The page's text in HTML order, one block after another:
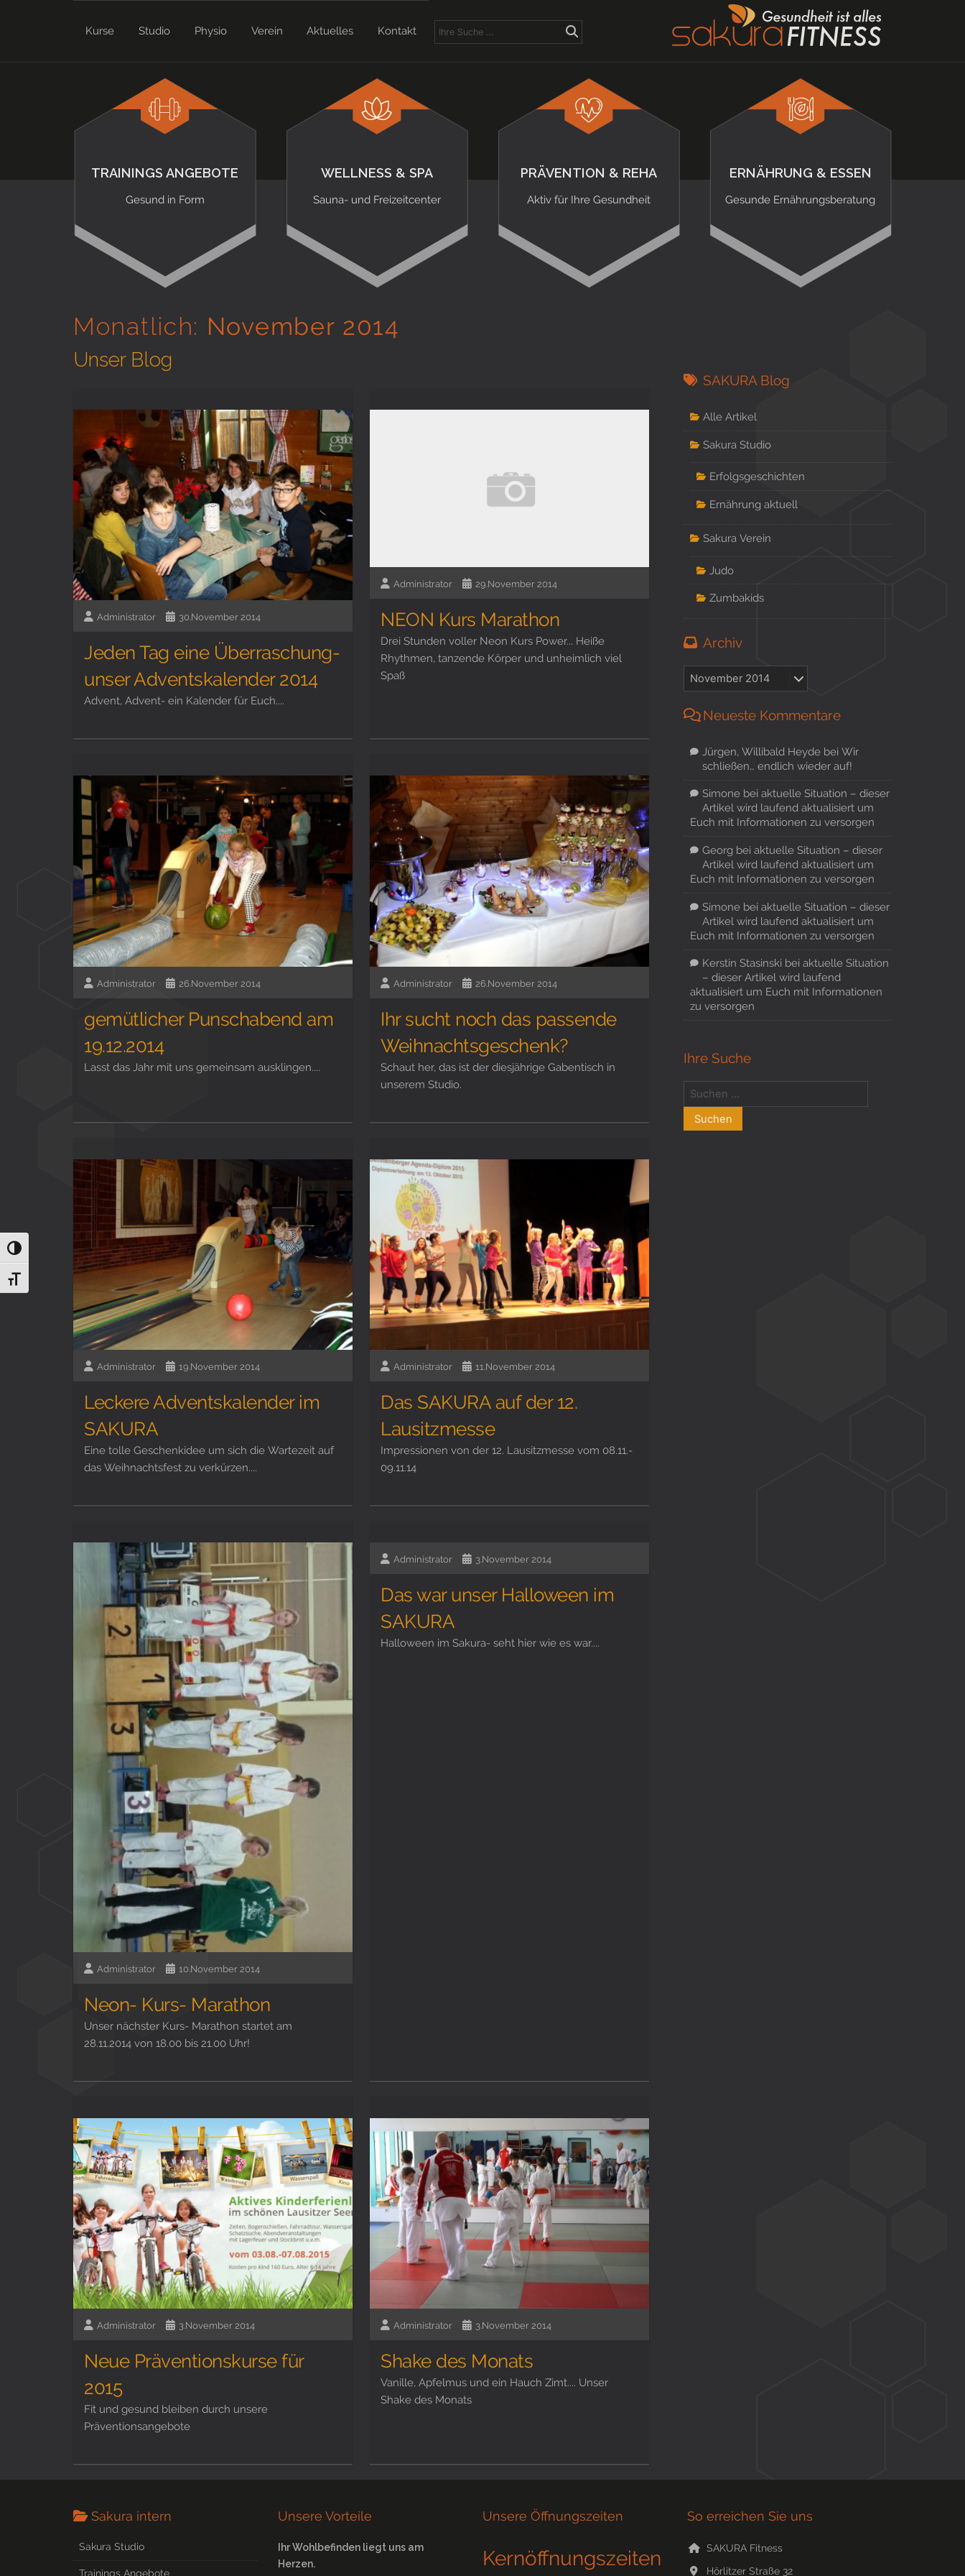
Umschalten auf hohe Kontraste
Schrift vergrößern
Kurse Studio Physio Verein Aktuelles Kontakt
TRAININGS ANGEBOTE
Gesund in Form
WELLNESS & SPA
Sauna- und Freizeitcenter
PRÄVENTION & REHA
Aktiv für Ihre Gesundheit
ERNÄHRUNG & ESSEN
Gesunde Ernährungsberatung
Monatlich: November 2014
Unser Blog
Administrator 30.November 2014
Jeden Tag eine Überraschung-
unser Adventskalender 2014
Advent, Advent- ein Kalender für Euch....
Administrator 29.November 2014
NEON Kurs Marathon
Drei Stunden voller Neon Kurs Power... Heiße
Rhythmen, tanzende Körper und unheimlich viel
Spaß
Administrator 26.November 2014
gemütlicher Punschabend am
19.12.2014
Lasst das Jahr mit uns gemeinsam ausklingen....
Administrator 26.November 2014
Ihr sucht noch das passende
Weihnachtsgeschenk?
Schaut her, das ist der diesjährige Gabentisch in
unserem Studio.
Administrator 19.November 2014
Leckere Adventskalender im
SAKURA
Eine tolle Geschenkidee um sich die Wartezeit auf
das Weihnachtsfest zu verkürzen....
Administrator 11.November 2014
Das SAKURA auf der 12.
Lausitzmesse
Impressionen von der 12. Lausitzmesse vom 08.11.-
09.11.14
Administrator 10.November 2014
Neon- Kurs- Marathon
Unser nächster Kurs- Marathon startet am
28.11.2014 von 18.00 bis 21.00 Uhr!
Administrator 3.November 2014
Das war unser Halloween im
SAKURA
Halloween im Sakura- seht hier wie es war....
Administrator 3.November 2014
Neue Präventionskurse für
2015
Fit und gesund bleiben durch unsere
Präventionsangebote
Administrator 3.November 2014
Shake des Monats
Vanille, Apfelmus und ein Hauch Zimt.... Unser
Shake des Monats
SAKURA Blog
Alle Artikel
Sakura Studio
Erfolgsgeschichten
Ernährung aktuell
Sakura Verein
Judo
Zumbakids
Archiv
Neueste Kommentare
Jürgen, Willibald Heydebei Wir
schließen… endlich wieder auf!
Simonebei aktuelle Situation – dieser
Artikel wird laufend aktualisiert um
Euch mit Informationen zu versorgen
Georg bei aktuelle Situation – dieser
Artikel wird laufend aktualisiert um
Euch mit Informationen zu versorgen
Simonebei aktuelle Situation – dieser
Artikel wird laufend aktualisiert um
Euch mit Informationen zu versorgen
Kerstin Stasinski bei aktuelle Situation
– dieser Artikel wird laufend
aktualisiert um Euch mit Informationen
zu versorgen
Ihre Suche
Sakura intern
Sakura Studio
Trainings Angebote
Unsere Vorteile
Ihr Wohlbefinden liegt uns am
Herzen.
Unsere Öffnungszeiten
Kernöffnungszeiten
So erreichen Sie uns
SAKURA Fitness
Hörlitzer Straße 32